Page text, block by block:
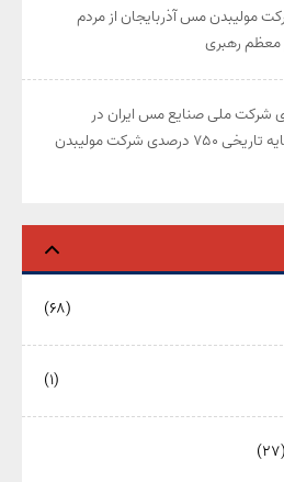
مولیبدن مس آذربایجان از مردم
معظم رهبری
شرکت ملی صنایع مس ایران در
شهرستان اهر با افزایش سرمایه تاریخی ۷۵۰ درصدی شرکت مولیبدن
(۶۸)
(۱)
(۲۷)